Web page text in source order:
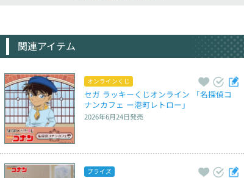
関連アイテム
オンラインくじ
セガ ラッキーくじオンライン 「名探偵コ
ナンカフェ ー港町レトロー」
2026年6月24日発売
プライズ